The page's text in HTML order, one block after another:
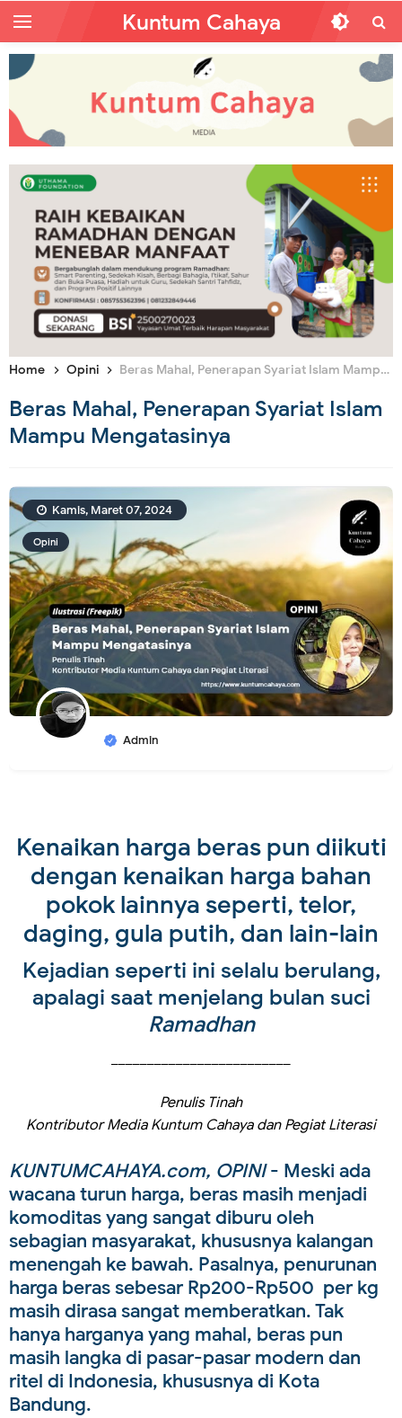
Kuntum Cahaya
Home Opini Beras Mahal, Penerapan Syariat Islam Mampu Mengatasinya
Beras Mahal, Penerapan Syariat Islam
Mampu Mengatasinya
Opini
Admin
Kamis, Maret 07, 2024
Kenaikan harga beras pun diikuti
dengan kenaikan harga bahan
pokok lainnya seperti, telor,
daging, gula putih, dan lain-lain
Kejadian seperti ini selalu berulang,
apalagi saat menjelang bulan suci
Ramadhan
Penulis Tinah
Kontributor Media Kuntum Cahaya dan Pegiat Literasi
KUNTUMCAHAYA.com, OPINI- Meski ada
wacana turun harga, beras masih menjadi
komoditas yang sangat diburu oleh
sebagian masyarakat, khususnya kalangan
menengah ke bawah. Pasalnya, penurunan
harga beras sebesar Rp200-Rp500 per kg
masih dirasa sangat memberatkan. Tak
hanya harganya yang mahal, beras pun
masih langka di pasar-pasar modern dan
ritel di Indonesia, khususnya di Kota
Bandung.